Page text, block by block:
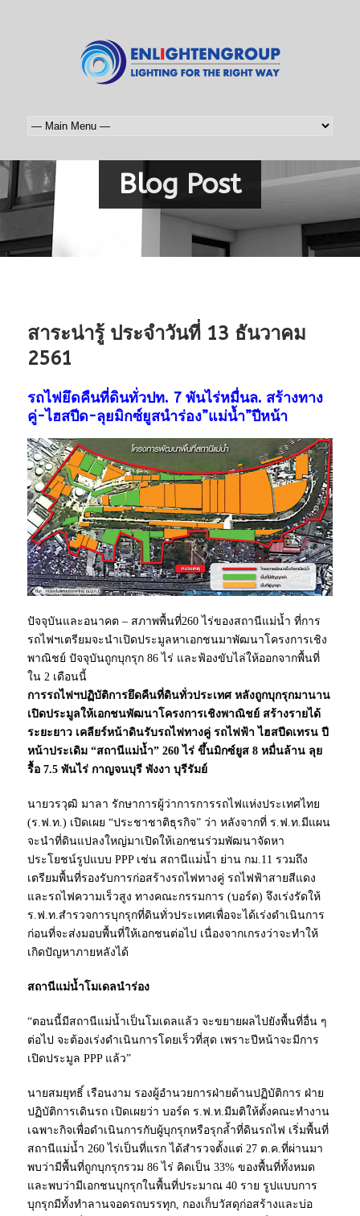
Blog Post
สาระน่ารู้ ประจำวันที่ 13 ธันวาคม
2561
รถไฟยึดคืนที่ดินทั่วปท. 7 พันไร่หมื่นล. สร้างทาง
คู่-ไฮสปีด-ลุยมิกซ์ยูสนำร่อง”แม่น้ำ”ปีหน้า
ปัจจุบันและอนาคต – สภาพพื้นที่260 ไร่ของสถานีแม่น้ำ ที่การ
รถไฟฯเตรียมจะนำเปิดประมูลหาเอกชนมาพัฒนาโครงการเชิง
พาณิชย์ ปัจจุบันถูกบุกรุก 86 ไร่ และฟ้องขับไล่ให้ออกจากพื้นที่
ใน 2 เดือนนี้
การรถไฟฯปฏิบัติการยึดคืนที่ดินทั่วประเทศ หลังถูกบุกรุกมานาน
เปิดประมูลให้เอกชนพัฒนาโครงการเชิงพาณิชย์ สร้างรายได้
ระยะยาว เคลียร์หน้าดินรับรถไฟทางคู่ รถไฟฟ้า ไฮสปีดเทรน ปี
หน้าประเดิม “สถานีแม่น้ำ” 260 ไร่ ขึ้นมิกซ์ยูส 8 หมื่นล้าน ลุย
รื้อ 7.5 พันไร่ กาญจนบุรี พังงา บุรีรัมย์
นายวรวุฒิ มาลา รักษาการผู้ว่าการการรถไฟแห่งประเทศไทย
(ร.ฟ.ท.) เปิดเผย “ประชาชาติธุรกิจ” ว่า หลังจากที่ ร.ฟ.ท.มีแผน
จะนำที่ดินแปลงใหญ่มาเปิดให้เอกชนร่วมพัฒนาจัดหา
ประโยชน์รูปแบบ PPP เช่น สถานีแม่น้ำ ย่าน กม.11 รวมถึง
เตรียมพื้นที่รองรับการก่อสร้างรถไฟทางคู่ รถไฟฟ้าสายสีแดง
และรถไฟความเร็วสูง ทางคณะกรรมการ (บอร์ด) จึงเร่งรัดให้
ร.ฟ.ท.สำรวจการบุกรุกที่ดินทั่วประเทศเพื่อจะได้เร่งดำเนินการ
ก่อนที่จะส่งมอบพื้นที่ให้เอกชนต่อไป เนื่องจากเกรงว่าจะทำให้
เกิดปัญหาภายหลังได้
สถานีแม่น้ำโมเดลนำร่อง
“ตอนนี้มีสถานีแม่น้ำเป็นโมเดลแล้ว จะขยายผลไปยังพื้นที่อื่น ๆ
ต่อไป จะต้องเร่งดำเนินการโดยเร็วที่สุด เพราะปีหน้าจะมีการ
เปิดประมูล PPP แล้ว”
นายสมยุทธิ์ เรือนงาม รองผู้อำนวยการฝ่ายด้านปฏิบัติการ ฝ่าย
ปฏิบัติการเดินรถ เปิดเผยว่า บอร์ด ร.ฟ.ท.มีมติให้ตั้งคณะทำงาน
เฉพาะกิจเพื่อดำเนินการกับผู้บุกรุกหรือรุกล้ำที่ดินรถไฟ เริ่มพื้นที่
สถานีแม่น้ำ 260 ไร่เป็นที่แรก ได้สำรวจตั้งแต่ 27 ต.ค.ที่ผ่านมา
พบว่ามีพื้นที่ถูกบุกรุกรวม 86 ไร่ คิดเป็น 33% ของพื้นที่ทั้งหมด
และพบว่ามีเอกชนบุกรุกในพื้นที่ประมาณ 40 ราย รูปแบบการ
บุกรุกมีทั้งทำลานจอดรถบรรทุก, กองเก็บวัสดุก่อสร้างและบ่อ